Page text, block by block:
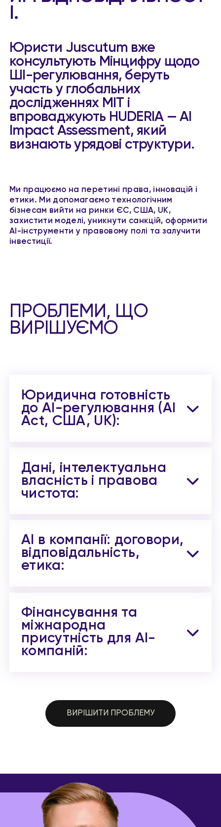
І.
Юристи Juscutum вже
консультують Мінцифру щодо
ШІ-регулювання, беруть
участь у глобальних
дослідженнях MIT і
впроваджують HUDERIA — AI
Impact Assessment, який
визнають урядові структури.
Ми працюємо на перетині права, інновацій і
етики. Ми допомагаємо технологічним
бізнесам вийти на ринки ЄС, США, UK,
захистити моделі, уникнути санкцій, оформити
AI-інструменти у правовому полі та залучити
інвестиції.
ПРОБЛЕМИ, ЩО
ВИРІШУЄМО
Юридична готовність
до AI-регулювання (AI
Act, США, UK):
Дані, інтелектуальна
власність і правова
чистота:
AI в компанії: договори,
відповідальність,
етика:
Фінансування та
міжнародна
присутність для AI-
компаній:
ВИРІШИТИ ПРОБЛЕМУ